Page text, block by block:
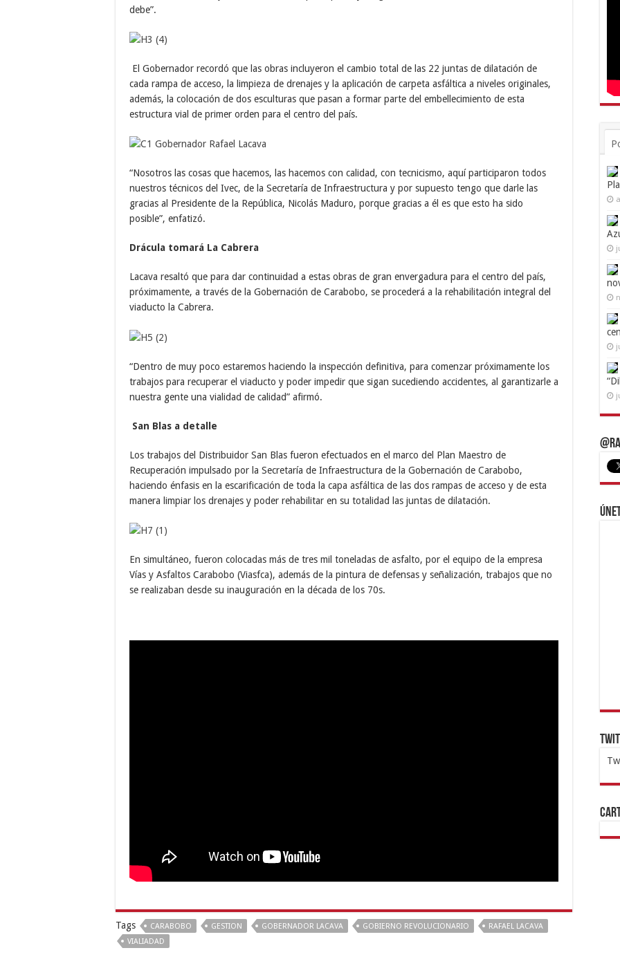
debe”.
El Gobernador recordó que las obras incluyeron el cambio total de las 22 juntas de dilatación de
cada rampa de acceso, la limpieza de drenajes y la aplicación de carpeta asfáltica a niveles originales,
además, la colocación de dos esculturas que pasan a formar parte del embellecimiento de esta
estructura vial de primer orden para el centro del país.
“Nosotros las cosas que hacemos, las hacemos con calidad, con tecnicismo, aquí participaron todos
nuestros técnicos del Ivec, de la Secretaría de Infraestructura y por supuesto tengo que darle las
gracias al Presidente de la República, Nicolás Maduro, porque gracias a él es que esto ha sido
posible”, enfatizó.
Drácula tomará La Cabrera
Lacava resaltó que para dar continuidad a estas obras de gran envergadura para el centro del país,
próximamente, a través de la Gobernación de Carabobo, se procederá a la rehabilitación integral del
viaducto la Cabrera.
“Dentro de muy poco estaremos haciendo la inspección definitiva, para comenzar próximamente los
trabajos para recuperar el viaducto y poder impedir que sigan sucediendo accidentes, al garantizarle a
nuestra gente una vialidad de calidad” afirmó.
San Blas a detalle
Los trabajos del Distribuidor San Blas fueron efectuados en el marco del Plan Maestro de
Recuperación impulsado por la Secretaría de Infraestructura de la Gobernación de Carabobo,
haciendo énfasis en la escarificación de toda la capa asfáltica de las dos rampas de acceso y de esta
manera limpiar los drenajes y poder rehabilitar en su totalidad las juntas de dilatación.
En simultáneo, fueron colocadas más de tres mil toneladas de asfalto, por el equipo de la empresa
Vías y Asfaltos Carabobo (Viasfca), además de la pintura de defensas y señalización, trabajos que no
se realizaban desde su inauguración en la década de los 70s.
Tags CARABOBO GESTION GOBERNADOR LACAVA GOBIERNO REVOLUCIONARIO
RAFAEL LACAVA
VIALIADAD